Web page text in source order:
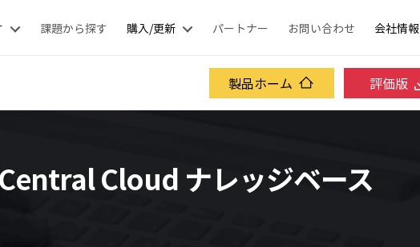
課題から探す 購入/更新 パートナー お問い合わせ 会社情報
製品ホーム 評価版
Cloud ナレッジベース